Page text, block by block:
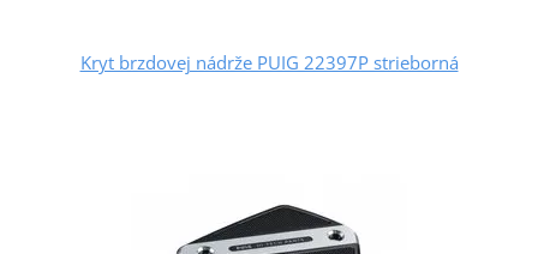
Kryt brzdovej nádrže PUIG 22397P strieborná